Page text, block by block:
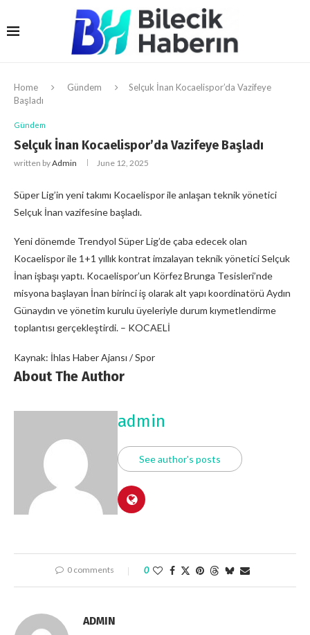
Home Gündem
Selçuk İnan Kocaelispor’da Vazifeye
Başladı
Gündem
Selçuk İnan Kocaelispor’da Vazifeye Başladı
written byAdmin June 12, 2025
Süper Lig’in yeni takımı Kocaelispor ile anlaşan teknik yönetici
Selçuk İnan vazifesine başladı.
Yeni dönemde Trendyol Süper Lig’de çaba edecek olan
Kocaelispor ile 1+1 yıllık kontrat imzalayan teknik yönetici Selçuk
İnan işbaşı yaptı. Kocaelispor’un Körfez Brunga Tesisleri’nde
misyona başlayan İnan birinci iş olarak alt yapı koordinatörü Aydın
Günaydın ve yönetim kurulu üyeleriyle durum kıymetlendirme
toplantısı gerçekleştirdi. – KOCAELİ
Kaynak: İhlas Haber Ajansı / Spor
About The Author
admin
See author's posts
0 comments 0
ADMIN